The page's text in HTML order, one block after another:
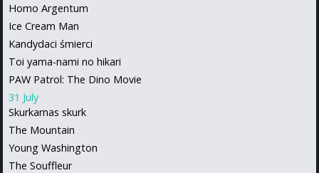
Homo Argentum
Ice Cream Man
Kandydaci śmierci
Toi yama-nami no hikari
PAW Patrol: The Dino Movie
31 July
Skurkarnas skurk
The Mountain
Young Washington
The Souffleur